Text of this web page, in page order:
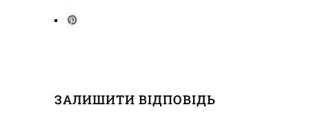
ЗАЛИШИТИ ВІДПОВІДЬ